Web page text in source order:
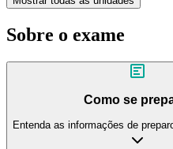
Sobre o exame
Como se
Entenda as informações de